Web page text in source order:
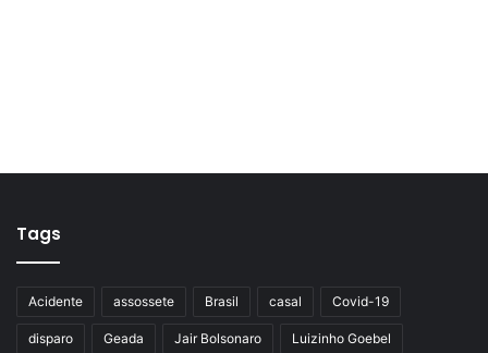
Tags
Acidente assossete Brasil casal Covid-19
disparo Geada Jair Bolsonaro Luizinho Goebel